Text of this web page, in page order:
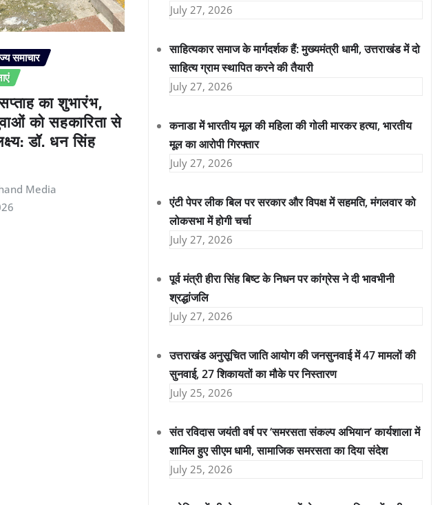
समाचार
का शुभारंभ,
को सहकारिता से
डॉ. धन सिंह
Media
July 27, 2026
साहित्यकार समाज के मार्गदर्शक हैं: मुख्यमंत्री धामी, उत्तराखंड में दो
साहित्य ग्राम स्थापित करने की तैयारी
July 27, 2026
कनाडा में भारतीय मूल की महिला की गोली मारकर हत्या, भारतीय
मूल का आरोपी गिरफ्तार
July 27, 2026
एंटी पेपर लीक बिल पर सरकार और विपक्ष में सहमति, मंगलवार को
लोकसभा में होगी चर्चा
July 27, 2026
पूर्व मंत्री हीरा सिंह बिष्ट के निधन पर कांग्रेस ने दी भावभीनी
श्रद्धांजलि
July 27, 2026
उत्तराखंड अनुसूचित जाति आयोग की जनसुनवाई में 47 मामलों की
सुनवाई, 27 शिकायतों का मौके पर निस्तारण
July 25, 2026
संत रविदास जयंती वर्ष पर ‘समरसता संकल्प अभियान’ कार्यशाला में
शामिल हुए सीएम धामी, सामाजिक समरसता का दिया संदेश
July 25, 2026